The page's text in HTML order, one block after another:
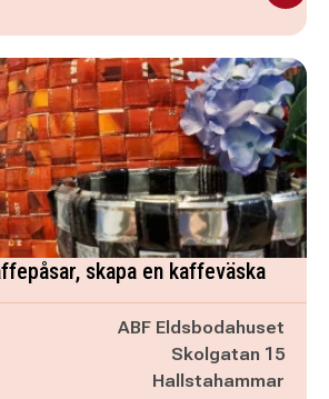
skapa en kaffeväska
ABF Eldsbodahuset
Skolgatan 15
Hallstahammar